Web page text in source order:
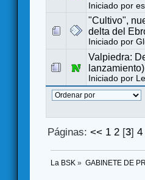
Iniciado por
"Cultivo",
delta del
Iniciado por
Valpiedra:
lanzamiento)
Iniciado por
Páginas:<< 1 2 [3]4
La BSK » GABINETE DE